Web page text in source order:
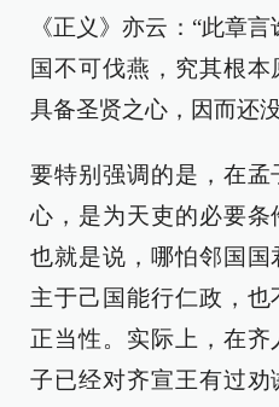
《正义》亦云：“此章
国不可伐燕，究其根
具备圣贤之心，因而还
要特别强调的是，在
心，是为天吏的必要条
也就是说，哪怕邻国
主于己国能行仁政，
正当性。实际上，在
子已经对齐宣王有过